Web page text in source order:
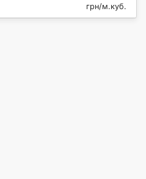
грн/м.куб.